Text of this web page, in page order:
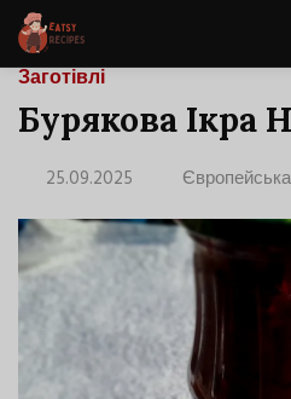
Заготівлі
Бурякова Ікра
25.09.2025